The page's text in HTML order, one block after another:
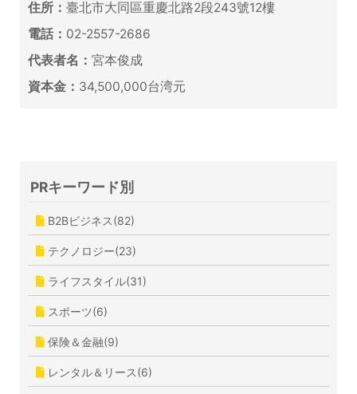
住所： 臺北市大同區重慶北路2段243號12樓
電話： 02-2557-2686
代表者名： 宮本俊成
資本金： 34,500,000台湾元
PRキーワード別
B2Bビジネス(82)
テクノロジー(23)
ライフスタイル(31)
スポーツ(6)
保険＆金融(9)
レンタル＆リース(6)